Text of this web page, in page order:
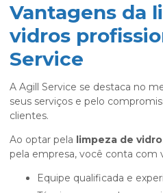
Vantagens da
vidros
Service
A Agill Service se destaca no
seus serviços e pelo
clientes.
Ao optar pela limpeza de
pela empresa, você conta com
Equipe qualificada e